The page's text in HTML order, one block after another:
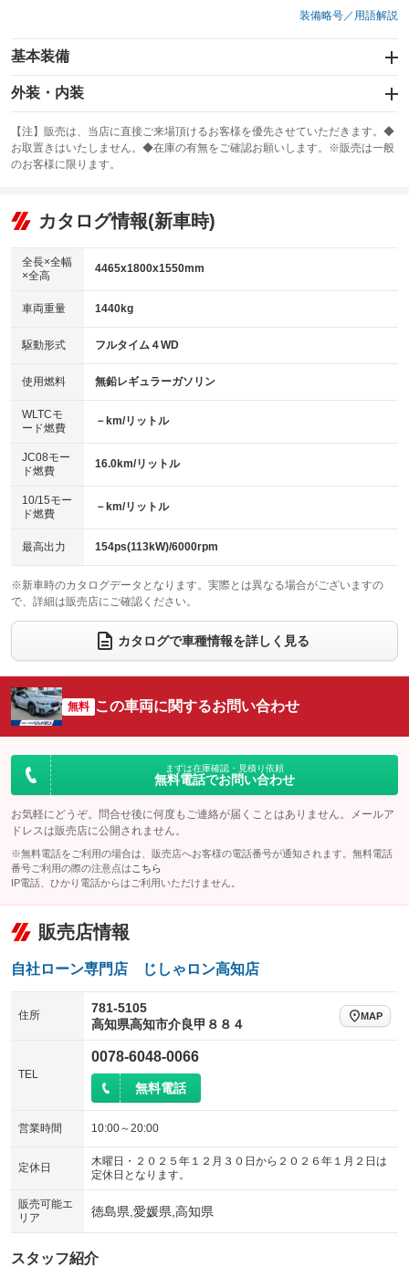
装備略号／用語解説
基本装備
エアバッグ：運転席/助手席/サイド
：装備あり
：装備なし
サンルーフ
：装備なし ABS
リフトアップ
：装備なし
：装備なし
パワーウィンドウ
アイドリングストップ
：装備あり
USB入力端子
：装備なし
100V電源
：装備なし
センターデフロック
：装備なし
電動格納ミラー
：装備なし
外装・内装
カーナビ：SDナビ
：装備あり
TV：フルセグ
：装備あり
ビジュアル：-／DVD再生
：装備あり
：装備あり
革シート
キーレス
HID(キセノンライト)
：装備なし
バックカメラ
：装備なし
エアロ
：装備なし
：装備なし
パワーシート
ベンチシート
：装備なし
チップアップシート
：装備なし
：装備なし ：装備なし
ウォークスルー
：装備なし
電動リアゲート フロントカメラ
：装備あり
：装備なし ：装備なし
サイドカメラ
：装備なし ルーフレール
：装備なし
：装備なし
：装備なし
【注】販売は、当店に直接ご来場頂けるお客様を優先させていただきます。◆
お取置きはいたしません。◆在庫の有無をご確認お願いします。※販売は一般
のお客様に限ります。
カタログ情報(新車時)
全長×全幅
×全高
4465x1800x1550mm
車両重量 1440kg
駆動形式 フルタイム４WD
使用燃料 無鉛レギュラーガソリン
WLTCモ
ード燃費
－km/リットル
JC08モー
ド燃費
16.0km/リットル
10/15モー
ド燃費
－km/リットル
最高出力 154ps(113kW)/6000rpm
※新車時のカタログデータとなります。実際とは異なる場合がございますの
で、詳細は販売店にご確認ください。
カタログで車種情報を詳しく見る
無料 この車両に関するお問い合わせ
まずは在庫確認・見積り依頼
無料電話でお問い合わせ
お気軽にどうぞ。問合せ後に何度もご連絡が届くことはありません。メールア
ドレスは販売店に公開されません。
※無料電話をご利用の場合は、販売店へお客様の電話番号が通知されます。無料電話
番号ご利用の際の注意点は こちら
IP電話、ひかり電話からはご利用いただけません。
販売店情報
自社ローン専門店 じしゃロン高知店
住所
781-5105
高知県高知市介良甲８８４
MAP
TEL
0078-6048-0066
無料電話
営業時間 10:00～20:00
定休日
木曜日・２０２５年１２月３０日から２０２６年１月２日は
定休日となります。
販売可能エ
リア
徳島県,愛媛県,高知県
スタッフ紹介